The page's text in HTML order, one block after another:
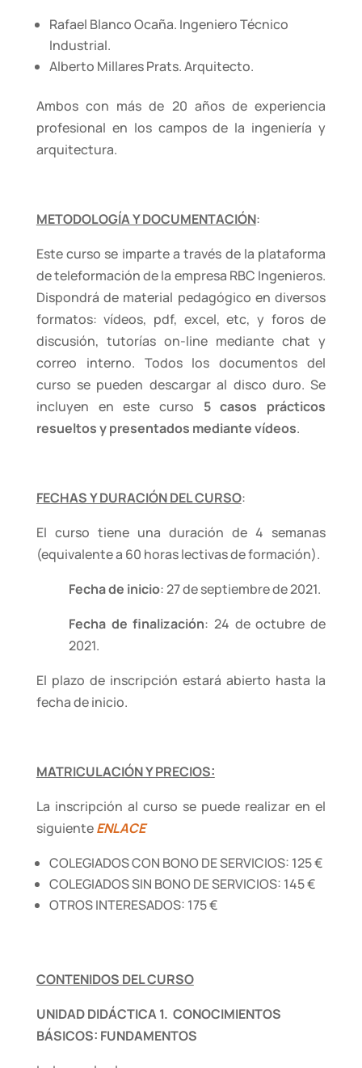
Rafael Blanco Ocaña. Ingeniero Técnico
Industrial.
Alberto Millares Prats. Arquitecto.
Ambos con más de 20 años de experiencia
profesional en los campos de la ingeniería y
arquitectura.
METODOLOGÍA Y DOCUMENTACIÓN:
Este curso se imparte a través de la plataforma
de teleformación de la empresa RBC Ingenieros.
Dispondrá de material pedagógico en diversos
formatos: vídeos, pdf, excel, etc, y foros de
discusión, tutorías on-line mediante chat y
correo interno. Todos los documentos del
curso se pueden descargar al disco duro. Se
incluyen en este curso 5 casos prácticos
resueltos y presentados mediante vídeos.
FECHAS Y DURACIÓN DEL CURSO:
El curso tiene una duración de 4 semanas
(equivalente a 60 horas lectivas de formación).
Fecha de inicio: 27 de septiembre de 2021.
Fecha de finalización: 24 de octubre de
2021.
El plazo de inscripción estará abierto hasta la
fecha de inicio.
MATRICULACIÓN Y PRECIOS:
La inscripción al curso se puede realizar en el
siguienteENLACE
COLEGIADOS CON BONO DE SERVICIOS: 125 €
COLEGIADOS SIN BONO DE SERVICIOS: 145 €
OTROS INTERESADOS: 175 €
CONTENIDOS DEL CURSO
UNIDAD DIDÁCTICA 1. CONOCIMIENTOS
BÁSICOS: FUNDAMENTOS